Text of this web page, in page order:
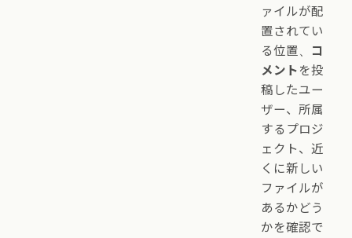
ァイルが配
置されてい
る位置、
コ
メント を投
稿したユー
ザー、所属
するプロジ
ェクト、近
くに新しい
ファイルが
あるかどう
かを確認で